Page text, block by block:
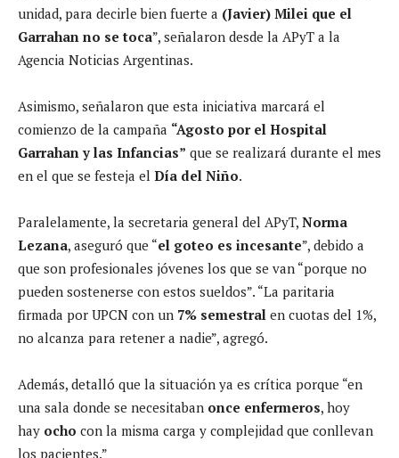
unidad, para decirle bien fuerte a (Javier) Milei que el
Garrahan no se toca”, señalaron desde la APyT a la
Agencia Noticias Argentinas.
Asimismo, señalaron que esta iniciativa marcará el
comienzo de la campaña “Agosto por el Hospital
Garrahan y las Infancias” que se realizará durante el mes
en el que se festeja el Día del Niño.
Paralelamente, la secretaria general del APyT, Norma
Lezana, aseguró que “el goteo es incesante”, debido a
que son profesionales jóvenes los que se van “porque no
pueden sostenerse con estos sueldos”. “La paritaria
firmada por UPCN con un 7% semestral en cuotas del 1%,
no alcanza para retener a nadie”, agregó.
Además, detalló que la situación ya es crítica porque “en
una sala donde se necesitaban once enfermeros, hoy
hay ocho con la misma carga y complejidad que conllevan
los pacientes.”